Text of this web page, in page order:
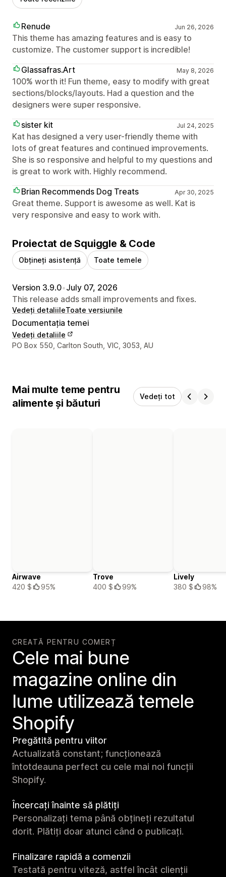
Renude Jun 26, 2026
This theme has amazing features and is easy to
customize. The customer support is incredible!
Glassafras.Art
May 8, 2026
100% worth it! Fun theme, easy to modify with great
sections/blocks/layouts. Had a question and the
designers were super responsive.
sister kit
Jul 24, 2025
Kat has designed a very user-friendly theme with
lots of great features and continued improvements.
She is so responsive and helpful to my questions and
is great to work with. Highly recommend.
Brian Recommends Dog Treats
Apr 30, 2025
Great theme. Support is awesome as well. Kat is
very responsive and easy to work with.
Proiectat de Squiggle & Code
Obțineți asistență Toate temele
Version 3.9.0•July 07, 2026
This release adds small improvements and fixes.
Vedeți detaliileToate versiunile
Documentația temei
Vedeți detaliile
Detaliile de contact ale designerului
PO Box 550, Carlton South, VIC, 3053, AU
Mai multe teme pentru
alimente și băuturi
Vedeți tot
Airwave
420 $
95%
Trove
400 $
99%
Lively
380 $
98%
CREATĂ PENTRU COMERȚ
Cele mai bune
magazine online din
lume utilizează temele
Shopify
Pregătită pentru viitor
Actualizată constant; funcționează
întotdeauna perfect cu cele mai noi funcții
Shopify.
Încercați înainte să plătiți
Personalizați tema până obțineți rezultatul
dorit. Plătiți doar atunci când o publicați.
Finalizare rapidă a comenzii
Testată pentru viteză, astfel încât clienții